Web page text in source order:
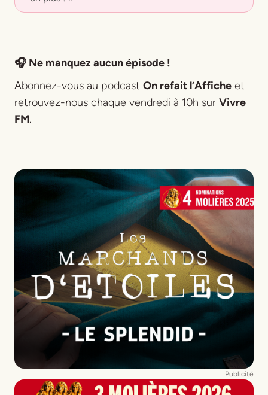
Publicité
🎧 Ne manquez aucun épisode !
Abonnez-vous au podcast On refait l’Affiche et
retrouvez-nous chaque vendredi à 10h sur Vivre
FM.